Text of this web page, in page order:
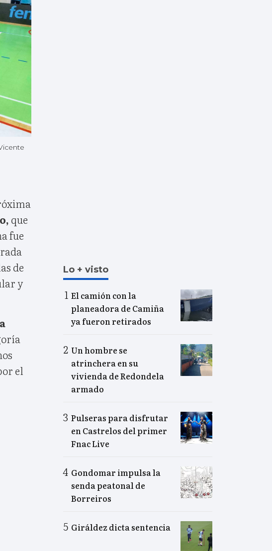
que
fue
de
y
el
Lo + visto
El camión con la
planeadora de Camiña
ya fueron retirados
Un hombre se
atrinchera en su
vivienda de Redondela
armado
Pulseras para disfrutar
en Castrelos del primer
Fnac Live
Gondomar impulsa la
senda peatonal de
Borreiros
Giráldez dicta sentencia